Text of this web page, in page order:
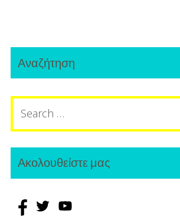
τους
ερωτευμένους
–
Κλείσε
3ημερο
με
λιγότερα
Primary
Sidebar
Αναζήτηση
Search
for:
Ακολουθείστε μας